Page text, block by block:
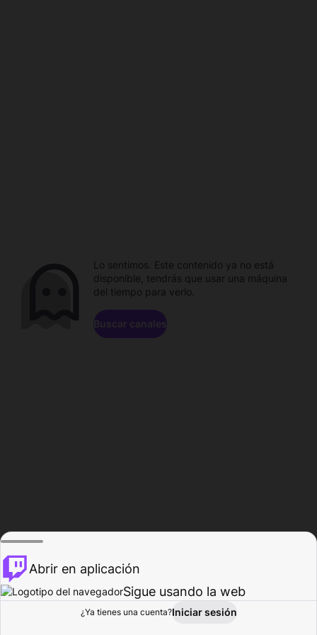
Explorar Actividad
Lo sentimos. Este contenido ya no está
disponible, tendrás que usar una máquina
del tiempo para verlo.
Buscar canales
Abrir en aplicación
Sigue usando la web
¿Ya tienes una cuenta?Iniciar sesión